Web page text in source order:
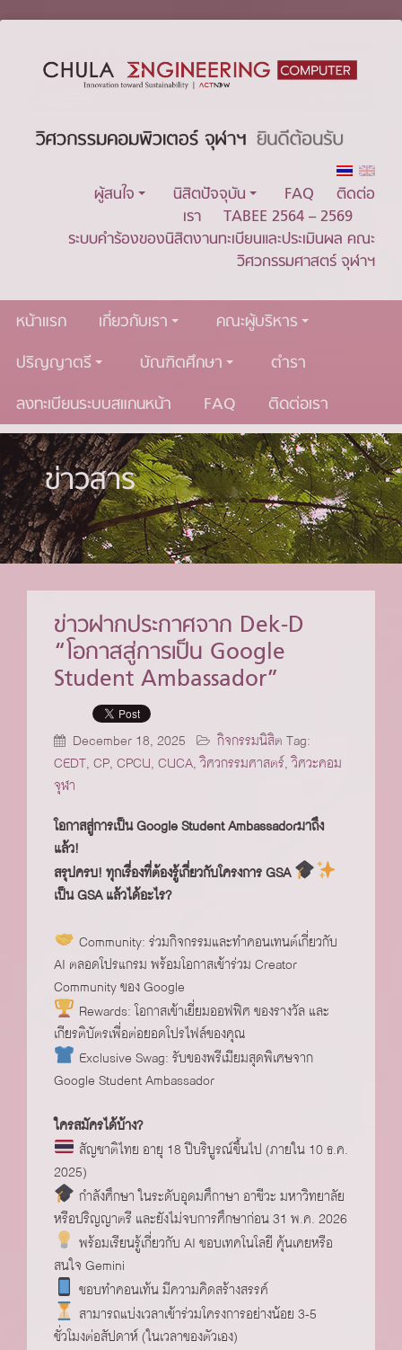
ผู้สนใจ นิสิตปัจจุบัน FAQ
ติดต่อ
เรา
TABEE 2564 – 2569
ระบบคำร้องของนิสิตงานทะเบียนและประเมินผล คณะ
วิศวกรรมศาสตร์ จุฬาฯ
หน้าแรก เกี่ยวกับเรา
คณะผู้บริหาร
ปริญญาตรี
บัณฑิตศึกษา
ตำรา
ลงทะเบียนระบบสแกนหน้า
FAQ ติดต่อเรา
ข่าวสาร
ข่าวฝากประกาศจาก Dek-D
“โอกาสสู่การเป็น Google
Student Ambassador”
December 18, 2025 กิจกรรมนิสิตTag:
CEDT,CP,CPCU,CUCA,วิศวกรรมศาสตร์,วิศวะคอม
จุฬา
โอกาสสู่การเป็น Google Student Ambassadorมาถึง
แล้ว!
สรุปครบ! ทุกเรื่องที่ต้องรู้เกี่ยวกับโครงการ GSA
เป็น GSA แล้วได้อะไร?
Community: ร่วมกิจกรรมและทำคอนเทนต์เกี่ยวกับ
AI ตลอดโปรแกรม พร้อมโอกาสเข้าร่วม Creator
Community ของ Google
Rewards: โอกาสเข้าเยี่ยมออฟฟิศ ของรางวัล และ
เกียรติบัตรเพื่อต่อยอดโปรไฟล์ของคุณ
Exclusive Swag: รับของพรีเมียมสุดพิเศษจาก
Google Student Ambassador
ใครสมัครได้บ้าง?
สัญชาติไทย อายุ 18 ปีบริบูรณ์ขึ้นไป (ภายใน 10 ธ.ค.
2025)
กำลังศึกษา ในระดับอุดมศึกาษา อาชีวะ มหาวิทยาลัย
หรือปริญญาตรี และยังไม่จบการศึกษาก่อน 31 พ.ค. 2026
พร้อมเรียนรู้เกี่ยวกับ AI ชอบเทคโนโลยี คุ้นเคยหรือ
สนใจ Gemini
ชอบทำคอนเท้น มีความคิดสร้างสรรค์
สามารถแบ่งเวลาเข้าร่วมโครงการอย่างน้อย 3-5
ชั่วโมงต่อสัปดาห์ (ในเวลาของตัวเอง)